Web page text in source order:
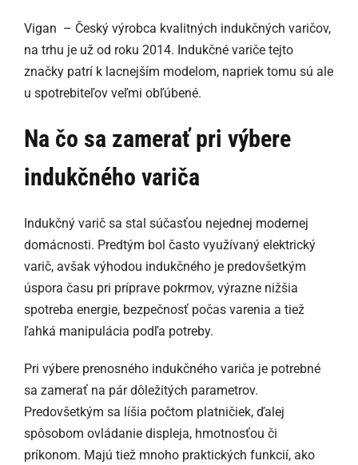
Vigan – Český výrobca kvalitných indukčných varičov,
na trhu je už od roku 2014. Indukčné variče tejto
značky patrí k lacnejším modelom, napriek tomu sú ale
u spotrebiteľov veľmi obľúbené.
Na čo sa zamerať pri výbere
indukčného variča
Indukčný varič sa stal súčasťou nejednej modernej
domácnosti. Predtým bol často využívaný elektrický
varič, avšak výhodou indukčného je predovšetkým
úspora času pri príprave pokrmov, výrazne nižšia
spotreba energie, bezpečnosť počas varenia a tiež
ľahká manipulácia podľa potreby.
Pri výbere prenosného indukčného variča je potrebné
sa zamerať na pár dôležitých parametrov.
Predovšetkým sa líšia počtom platničiek, ďalej
spôsobom ovládanie displeja, hmotnosťou či
príkonom. Majú tiež mnoho praktických funkcií, ako